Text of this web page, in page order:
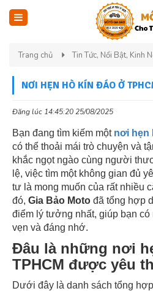
Trang chủ Tin Tức, Nổi Bật, Kinh
NƠI HẸN HÒ KÍN ĐÁO Ở
Đăng lúc 14:45:20 25/08/2025
Bạn đang tìm kiếm một nơi hẹn
có thể thoải mái trò chuyện và
khắc ngọt ngào cùng người
lệ, việc tìm một không gian đủ
tư là mong muốn của rất nhiều
đó, Gia Bảo Moto đã tổng hợp
điểm lý tưởng nhất, giúp bạn có
vẹn và đáng nhớ.
Đâu là những nơi
TPHCM được yêu
Dưới đây là danh sách tổng